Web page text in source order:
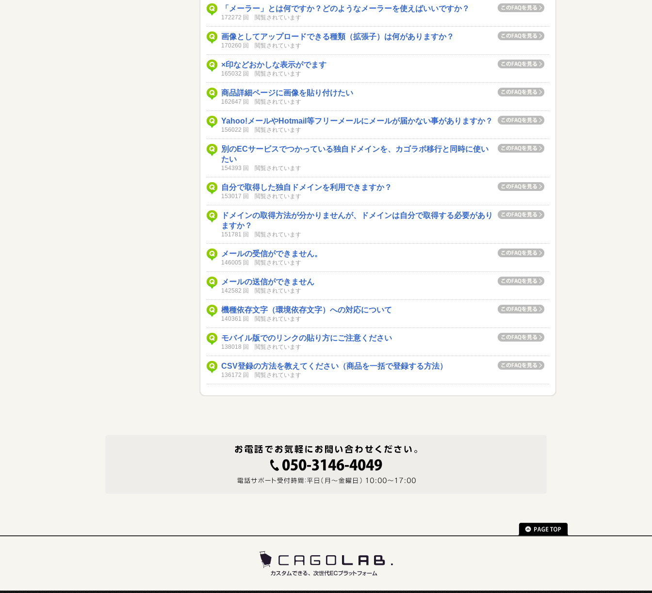
「メーラー」とは何ですか？どのようなメーラーを使えばいいですか？
172272 回 閲覧されています
画像としてアップロードできる種類（拡張子）は何がありますか？
170260 回 閲覧されています
×印などおかしな表示がでます
165032 回 閲覧されています
商品詳細ページに画像を貼り付けたい
162647 回 閲覧されています
Yahoo!メールやHotmail等フリーメールにメールが届かない事がありますか？
156022 回 閲覧されています
別のECサービスでつかっている独自ドメインを、カゴラボ移行と同時に使い
たい
154393 回 閲覧されています
自分で取得した独自ドメインを利用できますか？
153017 回 閲覧されています
ドメインの取得方法が分かりませんが、ドメインは自分で取得する必要があり
ますか？
151781 回 閲覧されています
メールの受信ができません。
146005 回 閲覧されています
メールの送信ができません
142582 回 閲覧されています
機種依存文字（環境依存文字）への対応について
140361 回 閲覧されています
モバイル版でのリンクの貼り方にご注意ください
138018 回 閲覧されています
CSV登録の方法を教えてください（商品を一括で登録する方法）
136172 回 閲覧されています